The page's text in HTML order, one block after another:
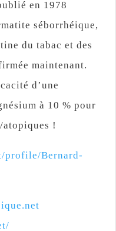
en 1978
séborrhéique,
du tabac et des
maintenant.
d’une
à 10 % pour
atopiques !
profile/Bernard-